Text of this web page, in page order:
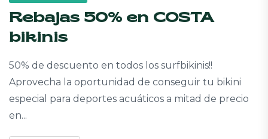
Rebajas 50% en COSTA
bikinis
50% de descuento en todos los surfbikinis!!
Aprovecha la oportunidad de conseguir tu bikini
especial para deportes acuáticos a mitad de precio
en...